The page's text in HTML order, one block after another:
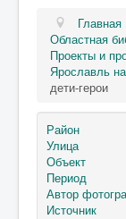
Главная
Областная
Проекты и
Ярославль
дети-герои
Район
Улица
Объект
Период
Автор
Источник